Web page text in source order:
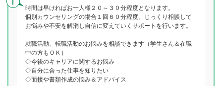
時間は早ければお一人様２０～３０分程度となります。
個別カウンセリングの場合１回６０分程度、じっくり相談して
お悩みや不安を解消し自信に変えていくサポートを行います。
就職活動、転職活動のお悩みを相談できます（学生さん＆在職
中の方もＯＫ）
◇今後のキャリアに関するお悩み
◇自分に合った仕事を知りたい
◇面接や書類作成の悩み＆アドバイス